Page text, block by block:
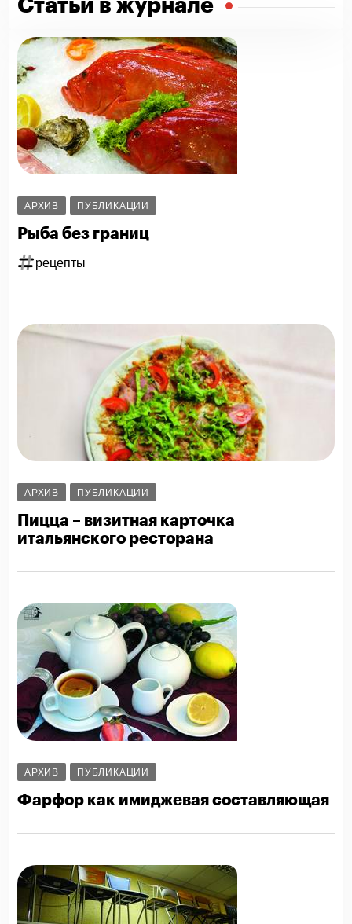
Статьи в журнале
АРХИВ ПУБЛИКАЦИИ
Рыба без границ
рецепты
АРХИВ ПУБЛИКАЦИИ
Пицца – визитная карточка
итальянского ресторана
АРХИВ ПУБЛИКАЦИИ
Фарфор как имиджевая составляющая